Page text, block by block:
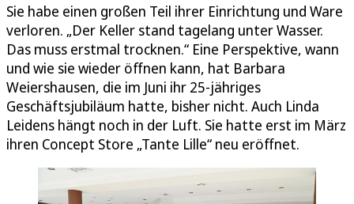
Sie habe einen großen Teil ihrer Einrichtung und Ware
verloren. „Der Keller stand tagelang unter Wasser.
Das muss erstmal trocknen.“ Eine Perspektive, wann
und wie sie wieder öffnen kann, hat Barbara
Weiershausen, die im Juni ihr 25-jähriges
Geschäftsjubiläum hatte, bisher nicht. Auch Linda
Leidens hängt noch in der Luft. Sie hatte erst im März
ihren Concept Store „Tante Lille“ neu eröffnet.